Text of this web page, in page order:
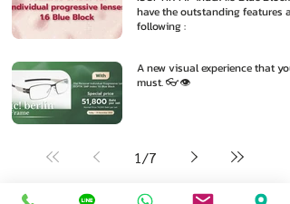
have the outstanding features as
following :
A new visual experience that you
must. 👓👁️
1/7